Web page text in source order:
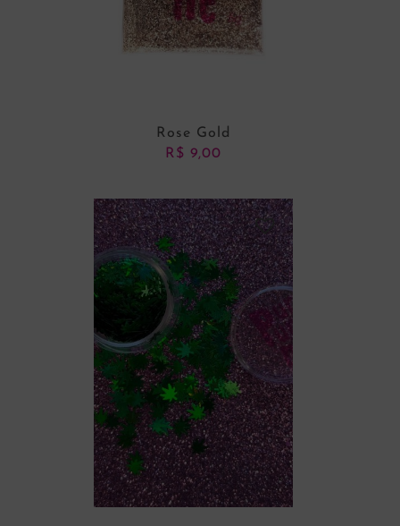
ADICIONAR AO CARRINHO
Rose Gold
R$ 9,00